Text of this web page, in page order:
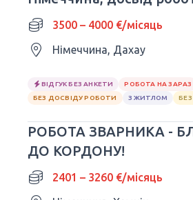
потрібен!
3500 – 4000 €/місяць
Німеччина, Дахау
ВІДГУК БЕЗ АНКЕТИ
РОБОТА НА ЗАРАЗ
БЕЗ ДОСВІДУ РОБОТИ
З ЖИТЛОМ
РОБОТА ЗВАРНИКА -
ДО КОРДОНУ!
2401 – 3260 €/місяць